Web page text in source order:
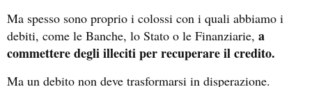
Ma spesso sono proprio i colossi con i quali abbiamo i
debiti, come le Banche, lo Stato o le Finanziarie, a
commettere degli illeciti per recuperare il credito.
Ma un debito non deve trasformarsi in disperazione.